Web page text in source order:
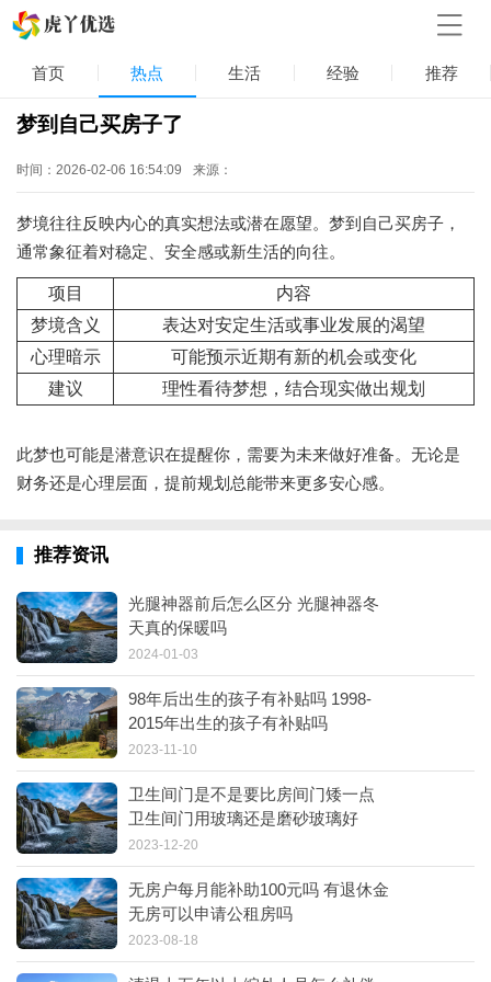
首页 热点 生活 经验 推荐
梦到自己买房子了
时间：2026-02-06 16:54:09 来源：
梦境往往反映内心的真实想法或潜在愿望。梦到自己买房子，
通常象征着对稳定、安全感或新生活的向往。
项目
内容
梦境含义
表达对安定生活或事业发展的渴望
心理暗示
可能预示近期有新的机会或变化
建议
理性看待梦想，结合现实做出规划
此梦也可能是潜意识在提醒你，需要为未来做好准备。无论是
财务还是心理层面，提前规划总能带来更多安心感。
推荐资讯
光腿神器前后怎么区分 光腿神器冬
天真的保暖吗
2024-01-03
98年后出生的孩子有补贴吗 1998-
2015年出生的孩子有补贴吗
2023-11-10
卫生间门是不是要比房间门矮一点
卫生间门用玻璃还是磨砂玻璃好
2023-12-20
无房户每月能补助100元吗 有退休金
无房可以申请公租房吗
2023-08-18